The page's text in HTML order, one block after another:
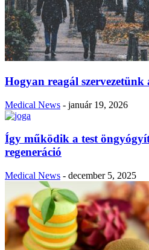
Hogyan reagál szervezetünk
Medical News - január 19, 2026
Így működik a test
regeneráció
Medical News - december 5, 2025